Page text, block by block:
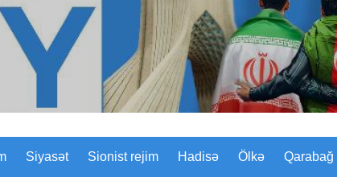
Sizinyol.org
Siyasət Sionist rejim Hadisə Ölkə Qarabağ